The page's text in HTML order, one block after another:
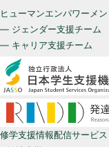
ヒューマンエンパワーメ
— ジェンダー支援チーム
— キャリア支援チーム
修学支援情報配信サービ